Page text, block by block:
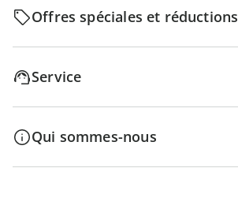
Offres spéciales et réductions
Service
Qui sommes-nous